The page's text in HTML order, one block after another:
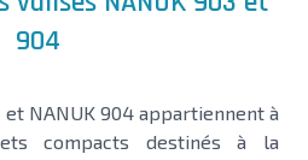
904
et NANUK 904appartiennent à
compacts destinés à la